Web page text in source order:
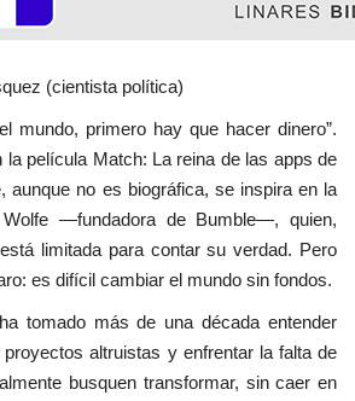
(cientista política)
primero hay que hacer dinero”.
la película Match: La reina de las apps de
aunque no es biográfica, se inspira en la
—fundadora de Bumble—, quien,
limitada para contar su verdad. Pero
es difícil cambiar el mundo sin fondos.
tomado más de una década entender
proyectos altruistas y enfrentar la falta de
busquen transformar, sin caer en